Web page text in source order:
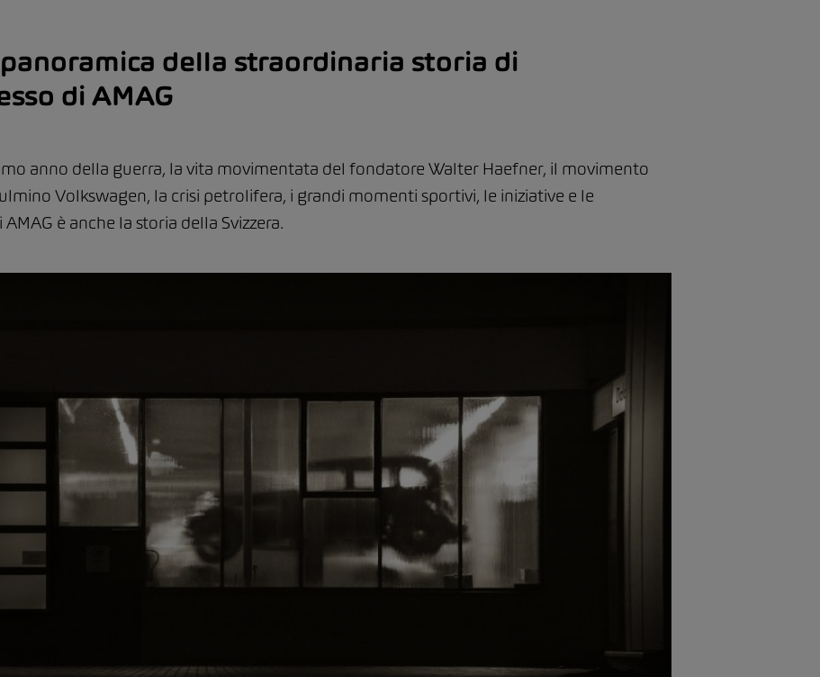
della straordinaria storia di
di AMAG
anno della guerra, la vita movimentata del fondatore Walter Haefner, il movimento
Volkswagen, la crisi petrolifera, i grandi momenti sportivi, le iniziative e le
è anche la storia della Svizzera.